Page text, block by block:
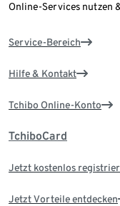
Online-Services nutzen
Service-Bereich
Hilfe & Kontakt
Tchibo Online-Konto
TchiboCard
Jetzt kostenlos
Jetzt Vorteile entdecken